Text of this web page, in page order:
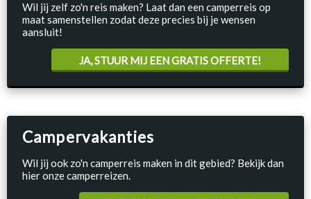
Wil jij zelf zo'n reis maken? Laat dan een camperreis op
maat samenstellen zodat deze precies bij je wensen
aansluit!
JA, STUUR MIJ EEN GRATIS OFFERTE!
Campervakanties
Wil jij ook zo'n camperreis maken in dit gebied? Bekijk dan
hier onze camperreizen.